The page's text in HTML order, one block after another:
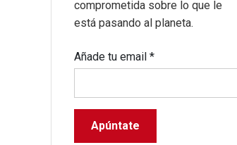
comprometida sobre lo que le
está pasando al planeta.
Añade tu email*